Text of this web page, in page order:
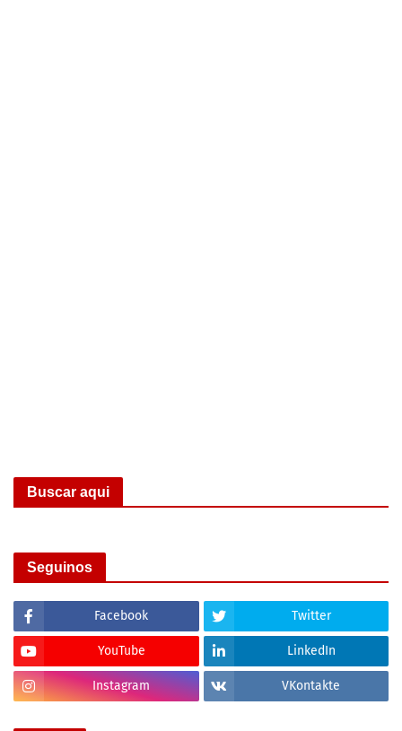
Buscar aqui
Seguinos
Facebook Twitter
YouTube LinkedIn
Instagram VKontakte